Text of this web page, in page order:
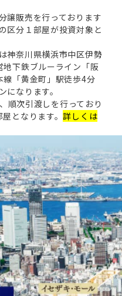
譲販売を行っております
区分１部屋が投資対象と
神奈川県横浜市中区伊勢
下鉄ブルーライン「阪
「黄金町」駅徒歩4分
になります。
順次引渡しを行っており
屋となります。詳しくは